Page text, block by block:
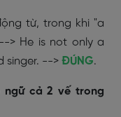
từ, trong khi "a
> He is not only a
singer. --> ĐÚNG.
cả 2 vế trong